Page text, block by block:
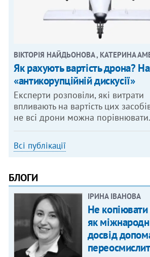
ВІКТОРІЯ НАЙДЬОНОВА , КАТЕРИНА
Як рахують вартість дрона?
«антикорупційній дискусії»
Експерти розповіли, які витрати
впливають на вартість цих
не всі дрони можна порівнювати.
Всі публікації
БЛОГИ
ІРИНА ІВАНОВА
Не
як
досвід